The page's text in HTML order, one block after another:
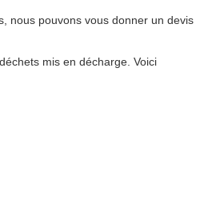
nous pouvons vous donner un devis
mis en décharge. Voici